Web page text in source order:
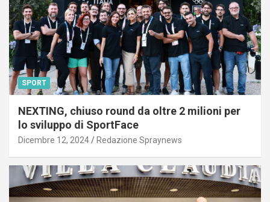
SPORT
NEXTING, chiuso round da oltre 2 milioni per
lo sviluppo di SportFace
Dicembre 12, 2024 Redazione Spraynews